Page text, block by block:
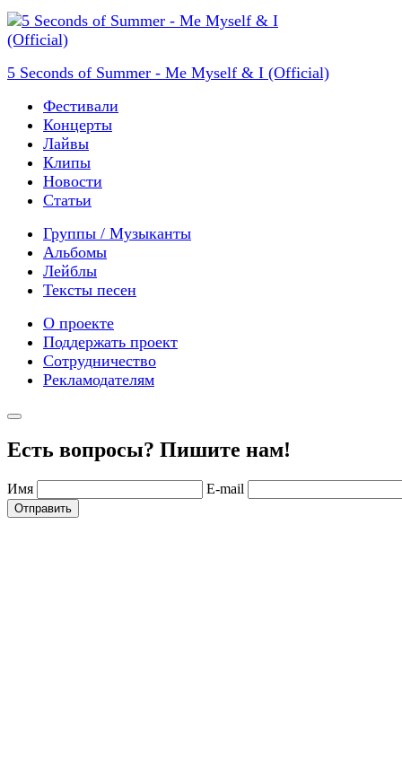
5 Seconds of Summer - Me Myself & I (Official)
Фестивали
Концерты
Лайвы
Клипы
Новости
Статьи
Группы / Музыканты
Альбомы
Лейблы
Тексты песен
О проекте
Поддержать проект
Сотрудничество
Рекламодателям
Есть вопросы? Пишите нам!
Имя E-mail